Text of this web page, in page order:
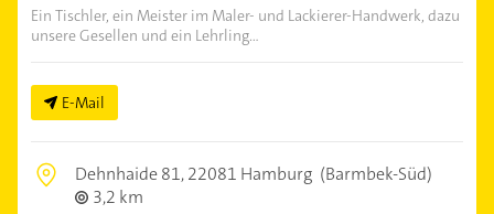
Ein Tischler, ein Meister im Maler- und Lackierer-Handwerk, dazu
unsere Gesellen und ein Lehrling...
E-Mail
Dehnhaide 81,22081 Hamburg (Barmbek-Süd)
3,2 km